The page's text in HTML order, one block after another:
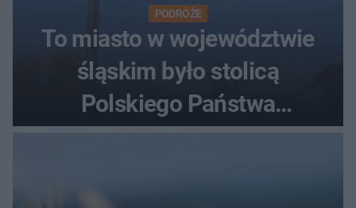
PODRÓŻE
To miasto w województwie
śląskim było stolicą
Polskiego Państwa
Podziemnego. Dziś zna je